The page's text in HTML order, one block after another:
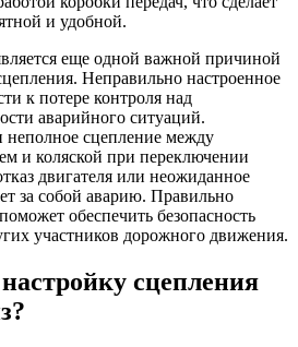
и удобной.
еще одной важной причиной
Неправильно настроенное
к потере контроля над
аварийного ситуаций.
сцепление между
и коляской при переключении
двигателя или неожиданное
за собой аварию. Правильно
обеспечить безопасность
участников дорожного движения.
сцепления